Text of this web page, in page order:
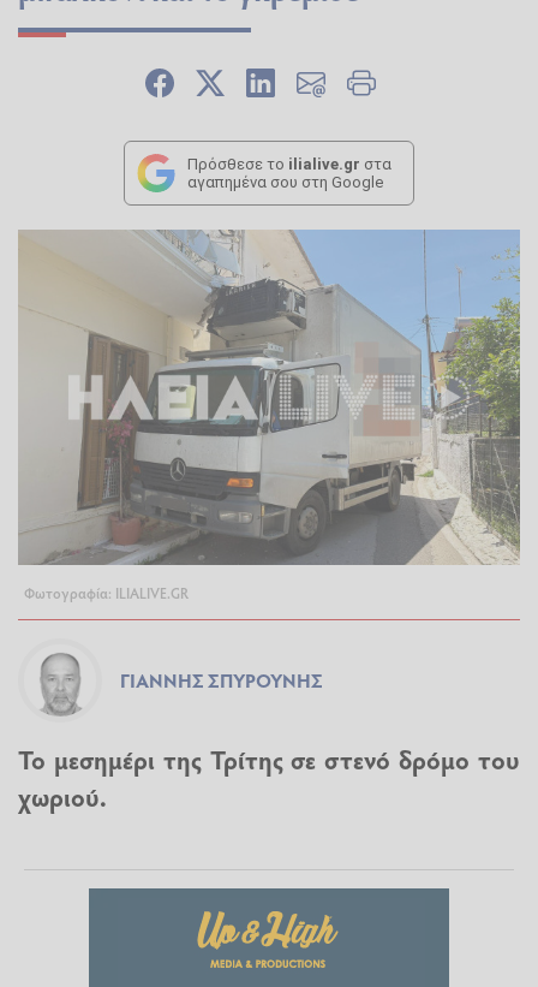
Πρόσθεσε το ilialive.gr στα
αγαπημένα σου στη Google
Φωτογραφία: ILIALIVE.GR
ΓΙΆΝΝΗΣ ΣΠΥΡΟΎΝΗΣ
Το μεσημέρι της Τρίτης σε στενό δρόμο του
χωριού.